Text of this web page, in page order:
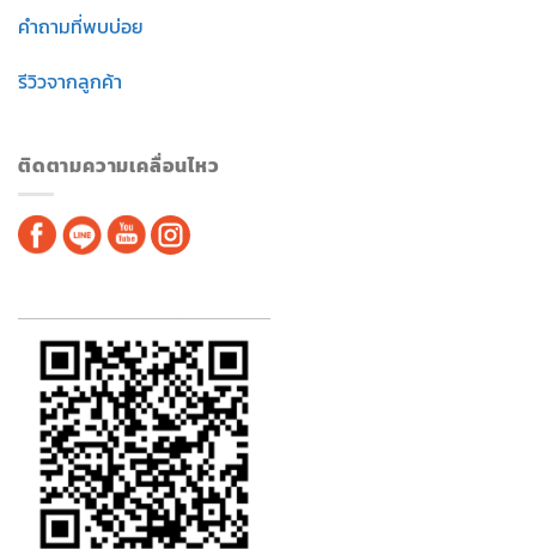
คำถามที่พบบ่อย
รีวิวจากลูกค้า
ติดตามความเคลื่อนไหว